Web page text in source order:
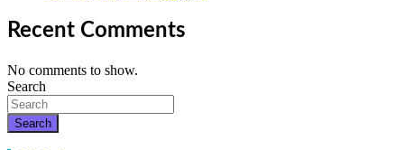
Recent Comments
No comments to show.
Search
Search